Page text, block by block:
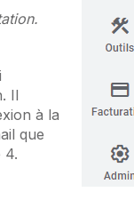
Il
à la
que
4.